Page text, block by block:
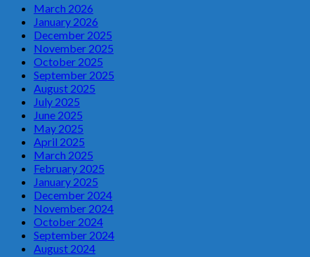
March 2026
January 2026
December 2025
November 2025
October 2025
September 2025
August 2025
July 2025
June 2025
May 2025
April 2025
March 2025
February 2025
January 2025
December 2024
November 2024
October 2024
September 2024
August 2024